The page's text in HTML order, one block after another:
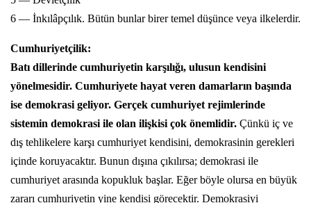
6 — İnkılâpçılık. Bütün bunlar birer temel düşünce veya ilkelerdir.
Cumhuriyetçilik:
Batı dillerinde cumhuriyetin karşılığı, ulusun kendisini
yönelmesidir. Cumhuriyete hayat veren damarların başında
ise demokrasi geliyor. Gerçek cumhuriyet rejimlerinde
sistemin demokrasi ile olan ilişkisi çok önemlidir. Çünkü iç ve
dış tehlikelere karşı cumhuriyet kendisini, demokrasinin gerekleri
içinde koruyacaktır. Bunun dışına çıkılırsa; demokrasi ile
cumhuriyet arasında kopukluk başlar. Eğer böyle olursa en büyük
zararı cumhuriyetin yine kendisi görecektir. Demokrasiyi